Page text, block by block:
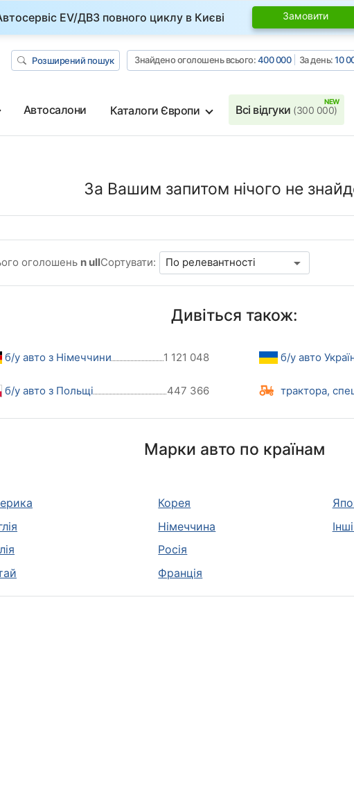
EV/ДВЗ повного циклу в Києві Замовити
Розширений пошук Знайдено оголошень всього:400 000 За день:10
Автосалони Каталоги Європи Всі відгуки (300 000)
За Вашим запитом нічого не
оголошень n ullСортувати:
Дивіться також:
б/у авто з Німеччини 1 121 048
б/у авто з Польщі 447 366
б/у авто
трактора,
Марки авто по країнам
Корея
Німеччина
Росія
Франція